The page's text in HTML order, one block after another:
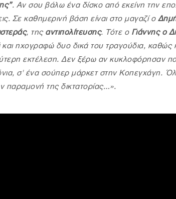
. Αν σου βάλω ένα δίσκο από εκείνη την
Σε καθημερινή βάση είναι στο μαγαζί ο
, της αντιπολίτευσης. Τότε ο Γιάννης ο
και ηχογραφώ δυο δικά του τραγούδια, καθώς
εκτέλεση. Δεν ξέρω αν κυκλοφόρησαν
σ' ένα σούπερ μάρκετ στην Κοπεγχάγη.
παραμονή της δικτατορίας…».